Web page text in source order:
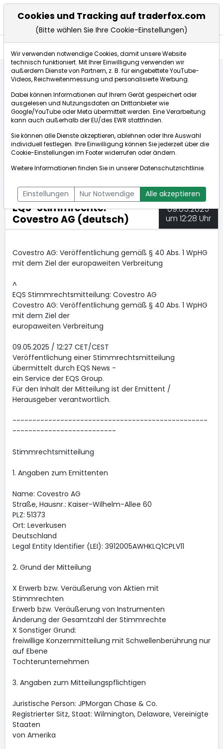
EQS-Stimmrechte: Covestro AG (deutsch)
dpa-AFX Compact
ÜBERSICHT DPA-AFX PROFEED
DPA-AFX COMPACT
NEWSBOT
EQS-Stimmrechte:
Covestro AG (deutsch)
09.05.2025
um 12:28 Uhr
Covestro AG: Veröffentlichung gemäß § 40 Abs. 1 WpHG
mit dem Ziel der europaweiten Verbreitung
^
EQS Stimmrechtsmitteilung: Covestro AG
Covestro AG: Veröffentlichung gemäß § 40 Abs. 1 WpHG
mit dem Ziel der
europaweiten Verbreitung
09.05.2025 / 12:27 CET/CEST
Veröffentlichung einer Stimmrechtsmitteilung
übermittelt durch EQS News -
ein Service der EQS Group.
Für den Inhalt der Mitteilung ist der Emittent /
Herausgeber verantwortlich.
-------------------------------------------------
--------------------------
Stimmrechtsmitteilung
1. Angaben zum Emittenten
Name: Covestro AG
Straße, Hausnr.: Kaiser-Wilhelm-Allee 60
PLZ: 51373
Ort: Leverkusen
Deutschland
Legal Entity Identifier (LEI): 3912005AWHKLQ1CPLV11
2. Grund der Mitteilung
X Erwerb bzw. Veräußerung von Aktien mit
Stimmrechten
Erwerb bzw. Veräußerung von Instrumenten
Änderung der Gesamtzahl der Stimmrechte
X Sonstiger Grund:
freiwillige Konzernmitteilung mit Schwellenberührung nur
auf Ebene
Tochterunternehmen
3. Angaben zum Mitteilungspflichtigen
Juristische Person: JPMorgan Chase & Co.
Registrierter Sitz, Staat: Wilmington, Delaware, Vereinigte
Staaten
von Amerika
Cookies und Tracking auf traderfox.com
(Bitte wählen Sie Ihre Cookie-Einstellungen)
Wir verwenden notwendige Cookies, damit unsere Website
technisch funktioniert. Mit Ihrer Einwilligung verwenden wir
außerdem Dienste von Partnern, z. B. für eingebettete YouTube-
Videos, Reichweitenmessung und personalisierte Werbung.
Dabei können Informationen auf Ihrem Gerät gespeichert oder
ausgelesen und Nutzungsdaten an Drittanbieter wie
Google/YouTube oder Meta übermittelt werden. Eine Verarbeitung
kann auch außerhalb der EU/des EWR stattfinden.
Sie können alle Dienste akzeptieren, ablehnen oder Ihre Auswahl
individuell festlegen. Ihre Einwilligung können Sie jederzeit über die
Cookie-Einstellungen im Footer widerrufen oder ändern.
Weitere Informationen finden Sie in unsererDatenschutzrichtlinie.
Einstellungen Nur Notwendige Alle akzeptieren